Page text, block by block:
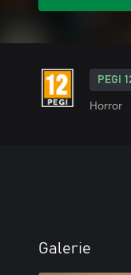
PEGI
Horror
Galerie